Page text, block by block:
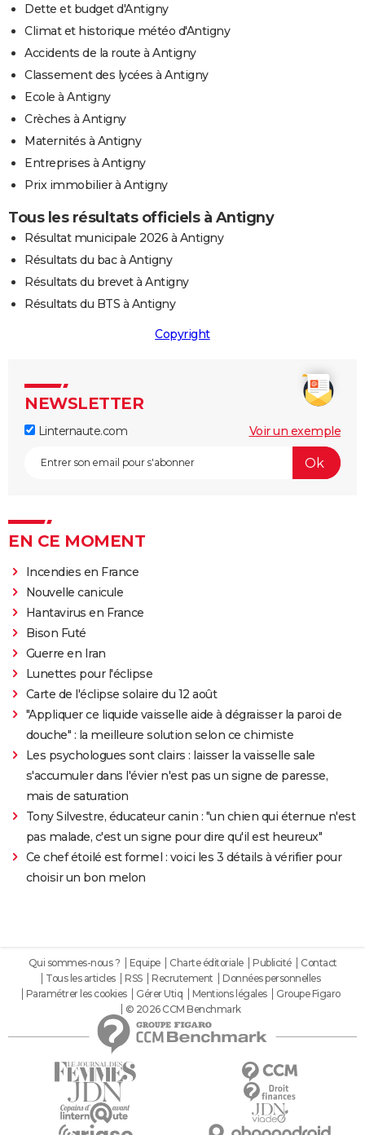
Dette et budget d'Antigny
Climat et historique météo d'Antigny
Accidents de la route à Antigny
Classement des lycées à Antigny
Ecole à Antigny
Crèches à Antigny
Maternités à Antigny
Entreprises à Antigny
Prix immobilier à Antigny
Tous les résultats officiels à Antigny
Résultat municipale 2026 à Antigny
Résultats du bac à Antigny
Résultats du brevet à Antigny
Résultats du BTS à Antigny
Copyright
NEWSLETTER
Linternaute.com Voir un exemple
EN CE MOMENT
Incendies en France
Nouvelle canicule
Hantavirus en France
Bison Futé
Guerre en Iran
Lunettes pour l'éclipse
Carte de l'éclipse solaire du 12 août
"Appliquer ce liquide vaisselle aide à dégraisser la paroi de
douche" : la meilleure solution selon ce chimiste
Les psychologues sont clairs : laisser la vaisselle sale
s'accumuler dans l'évier n'est pas un signe de paresse,
mais de saturation
Tony Silvestre, éducateur canin : "un chien qui éternue n'est
pas malade, c'est un signe pour dire qu'il est heureux"
Ce chef étoilé est formel : voici les 3 détails à vérifier pour
choisir un bon melon
Qui sommes-nous ? Equipe Charte éditoriale Publicité
Contact
Tous les articles
RSS Recrutement
Données personnelles
Paramétrer les cookies
Gérer Utiq Mentions légales
Groupe Figaro
© 2026 CCM Benchmark